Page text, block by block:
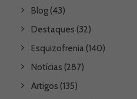
Blog (43)
Destaques (32)
Esquizofrenia (140)
Notícias (287)
Artigos (135)